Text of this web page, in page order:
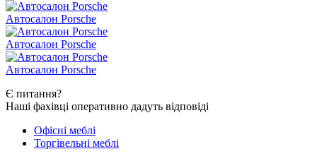
Автосалон Porsche
Автосалон Porsche
Автосалон Porsche
Є питання?
Наші фахівці оперативно дадуть відповіді
Офісні меблі
Торгівельні меблі